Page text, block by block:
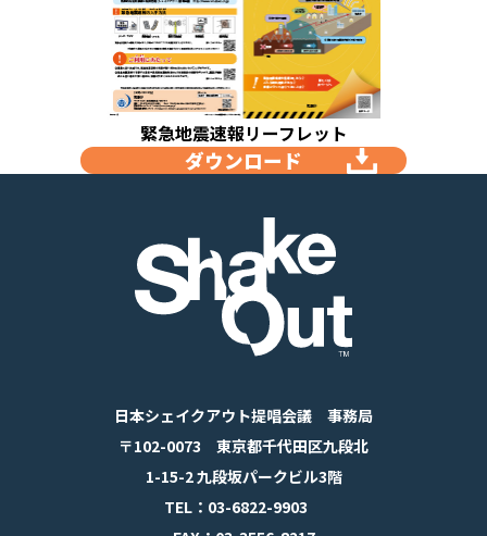
緊急地震速報リーフレット
ダウンロード
日本シェイクアウト提唱会議 事務局
〒102-0073 東京都千代田区九段北
1-15-2 九段坂パークビル3階
TEL：03-6822-9903